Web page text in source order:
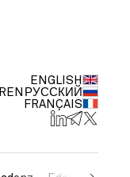
ENGLISH
РУССКИЙ
FRANÇAIS